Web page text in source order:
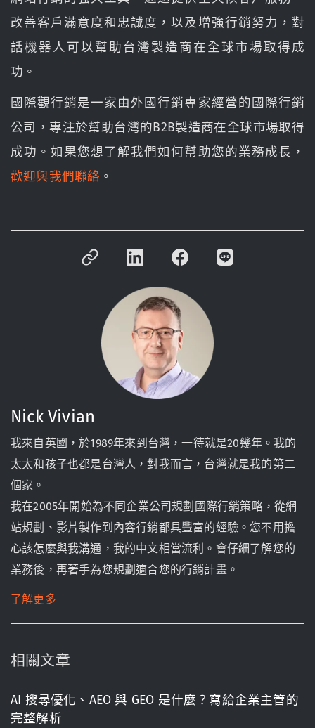
改善客戶滿意度和忠誠度，以及增強行銷努力，對
話機器人可以幫助台灣製造商在全球市場取得成
功。
國際觀行銷是一家由外國行銷專家經營的國際行銷
公司，專注於幫助台灣的B2B製造商在全球市場取得
成功。如果您想了解我們如何幫助您的業務成長，
歡迎與我們聯絡 。
Nick Vivian
我來自英國，於1989年來到台灣，一待就是20幾年。我的
太太和孩子也都是台灣人，對我而言，台灣就是我的第二
個家。
我在2005年開始為不同企業公司規劃國際行銷策略，從網
站規劃、影片製作到內容行銷都具豐富的經驗。您不用擔
心該怎麼與我溝通，我的中文相當流利。會仔細了解您的
業務後，再著手為您規劃適合您的行銷計畫。
了解更多
相關文章
AI 搜尋優化、AEO 與 GEO 是什麼？寫給企業主管的
完整解析